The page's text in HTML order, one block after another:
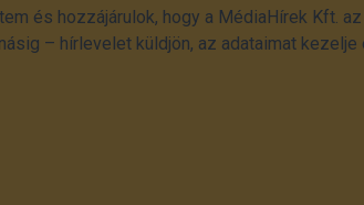
és hozzájárulok, hogy a MédiaHírek Kft.
– hírlevelet küldjön, az adataimat